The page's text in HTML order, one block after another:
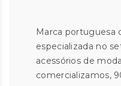
Marca portuguesa
especializada no
acessórios de
comercializamos,